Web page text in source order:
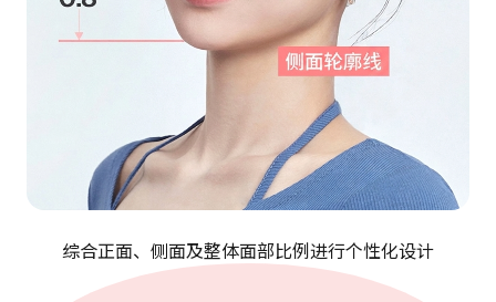
综合正面、侧面及整体面部比例进行个性化设计